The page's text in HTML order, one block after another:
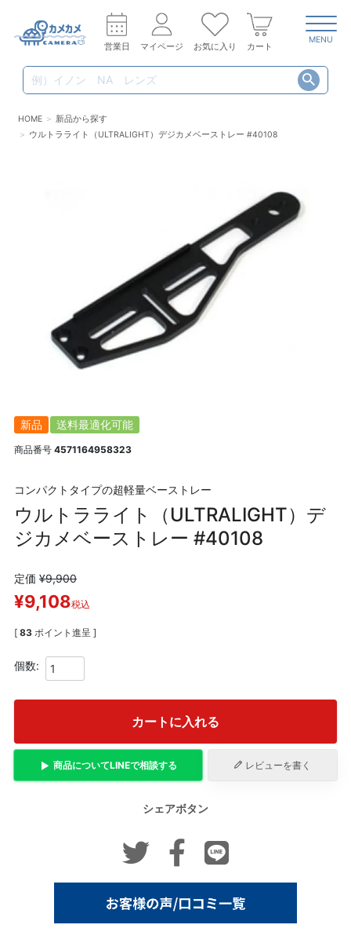
営業日 マイページ お気に入り カート
MENU
HOME
新品から探す
ウルトラライト（ULTRALIGHT）デジカメベーストレー #40108
新品 送料最適化可能
商品番号 4571164958323
コンパクトタイプの超軽量ベーストレー
ウルトラライト（ULTRALIGHT）デ
ジカメベーストレー #40108
定価 ¥9,900
¥9,108税込
[ 83 ポイント進呈 ]
カートに入れる
商品についてLINEで相談する レビューを書く
シェアボタン